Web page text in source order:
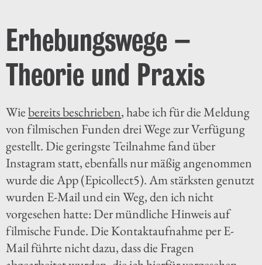
Erhebungswege –
Theorie und Praxis
Wiebereits beschrieben, habe ich für die Meldung
von filmischen Funden drei Wege zur Verfügung
gestellt. Die geringste Teilnahme fand über
Instagram statt, ebenfalls nur mäßig angenommen
wurde die App (Epicollect5). Am stärksten genutzt
wurden E-Mail und ein Weg, den ich nicht
vorgesehen hatte: Der mündliche Hinweis auf
filmische Funde. Die Kontaktaufnahme per E-
Mail führte nicht dazu, dass die Fragen